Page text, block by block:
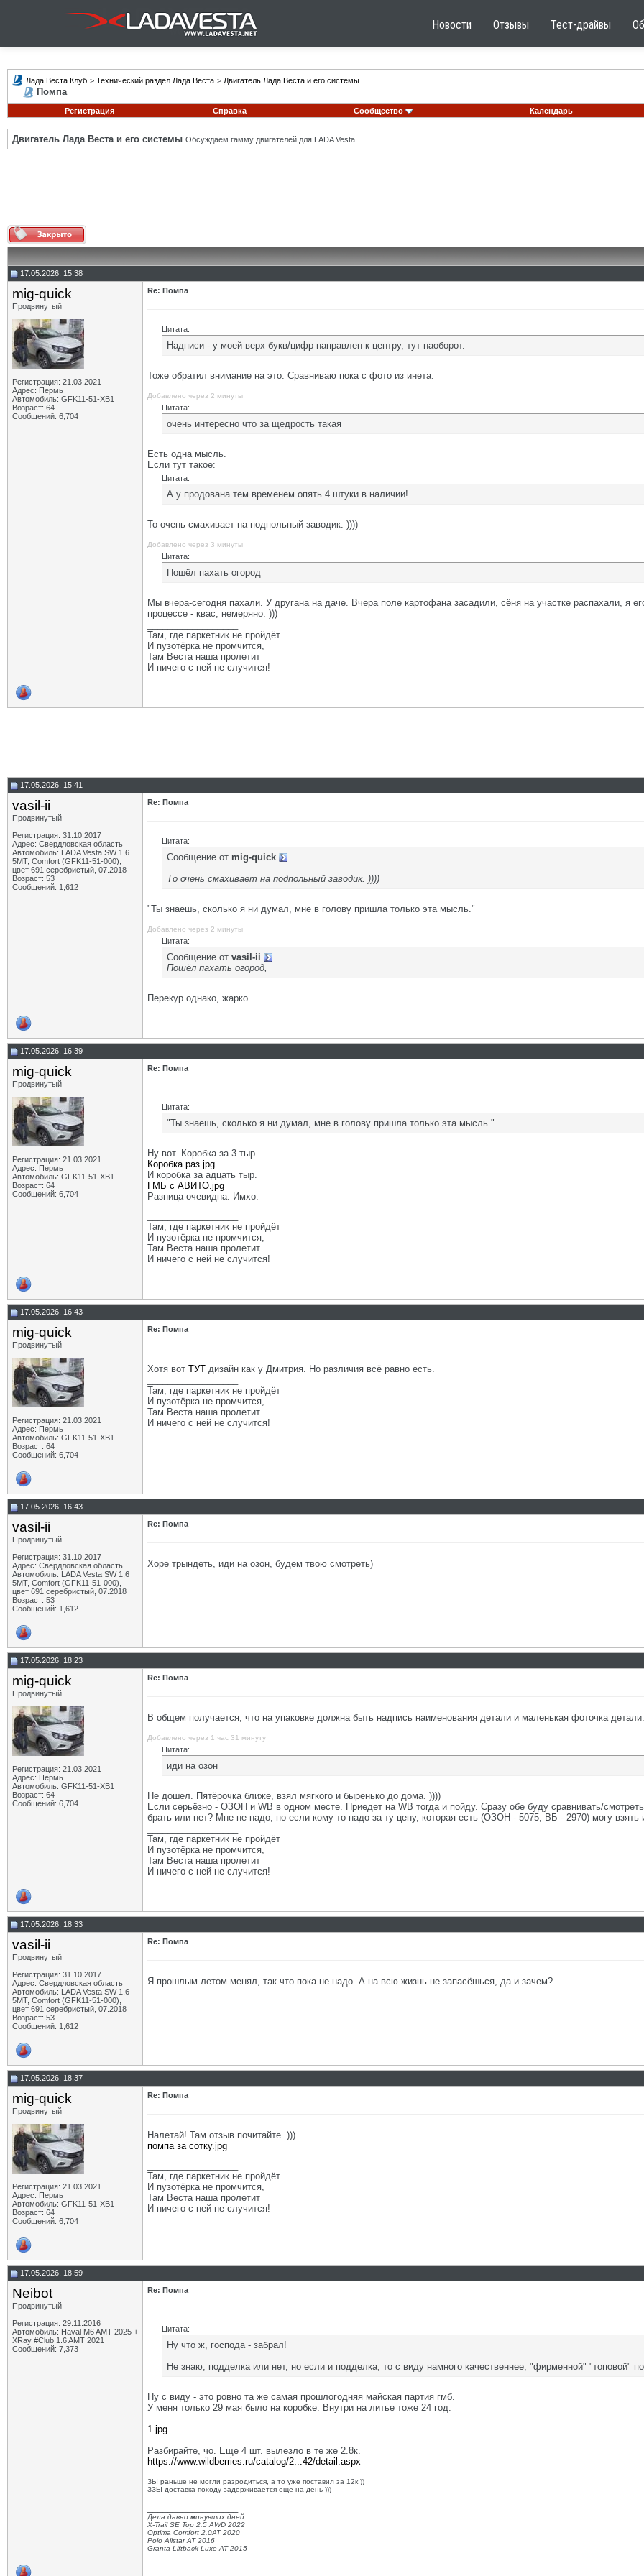
Новости Отзывы Тест-драйвы
Лада Веста Клуб > Технический раздел Лада Веста > Двигатель Лада Веста и его системы
Помпа
Регистрация
Справка Сообщество Календарь
Двигатель Лада Веста и его системы Обсуждаем гамму двигателей для LADA Vesta.
17.05.2026, 15:38
mig-quick
Продвинутый
Регистрация: 21.03.2021
Адрес: Пермь
Автомобиль: GFK11-51-ХВ1
Возраст: 64
Сообщений: 6,704
Re: Помпа
Цитата:
Надписи - у моей верх букв/цифр направлен к центру, тут наоборот.
Тоже обратил внимание на это. Сравниваю пока с фото из инета.
Добавлено через 2 минуты
Цитата:
очень интересно что за щедрость такая
Есть одна мысль.
Если тут такое:
Цитата:
А у продована тем временем опять 4 штуки в наличии!
То очень смахивает на подпольный заводик. ))))
Добавлено через 3 минуты
Цитата:
Пошёл пахать огород
Мы вчера-сегодня пахали. У другана на даче. Вчера поле картофана засадили, сёня на участке распахали,
процессе - квас, немеряно. )))
Там, где паркетник не пройдёт
И пузотёрка не промчится,
Там Веста наша пролетит
И ничего с ней не случится!
17.05.2026, 15:41
vasil-ii
Продвинутый
Регистрация: 31.10.2017
Адрес: Свердловская область
Автомобиль: LADA Vesta SW 1,6
5МТ, Comfort (GFK11-51-000),
цвет 691 серебристый, 07.2018
Возраст: 53
Сообщений: 1,612
Re: Помпа
Цитата:
Сообщение от mig-quick
То очень смахивает на подпольный заводик. ))))
"Ты знаешь, сколько я ни думал, мне в голову пришла только эта мысль."
Добавлено через 2 минуты
Цитата:
Сообщение от vasil-ii
Пошёл пахать огород,
Перекур однако, жарко...
17.05.2026, 16:39
mig-quick
Продвинутый
Регистрация: 21.03.2021
Адрес: Пермь
Автомобиль: GFK11-51-ХВ1
Возраст: 64
Сообщений: 6,704
Re: Помпа
Цитата:
"Ты знаешь, сколько я ни думал, мне в голову пришла только эта мысль."
Ну вот. Коробка за 3 тыр.
Коробка раз.jpg
И коробка за адцать тыр.
ГМБ с АВИТО.jpg
Разница очевидна. Имхо.
Там, где паркетник не пройдёт
И пузотёрка не промчится,
Там Веста наша пролетит
И ничего с ней не случится!
17.05.2026, 16:43
mig-quick
Продвинутый
Регистрация: 21.03.2021
Адрес: Пермь
Автомобиль: GFK11-51-ХВ1
Возраст: 64
Сообщений: 6,704
Re: Помпа
Хотя вот ТУТ дизайн как у Дмитрия. Но различия всё равно есть.
Там, где паркетник не пройдёт
И пузотёрка не промчится,
Там Веста наша пролетит
И ничего с ней не случится!
17.05.2026, 16:43
vasil-ii
Продвинутый
Регистрация: 31.10.2017
Адрес: Свердловская область
Автомобиль: LADA Vesta SW 1,6
5МТ, Comfort (GFK11-51-000),
цвет 691 серебристый, 07.2018
Возраст: 53
Сообщений: 1,612
Re: Помпа
Хоре трындеть, иди на озон, будем твою смотреть)
17.05.2026, 18:23
mig-quick
Продвинутый
Регистрация: 21.03.2021
Адрес: Пермь
Автомобиль: GFK11-51-ХВ1
Возраст: 64
Сообщений: 6,704
Re: Помпа
В общем получается, что на упаковке должна быть надпись наименования детали и маленькая фоточка детали.
Добавлено через 1 час 31 минуту
Цитата:
иди на озон
Не дошел. Пятёрочка ближе, взял мягкого и быренько до дома. ))))
Если серьёзно - ОЗОН и WB в одном месте. Приедет на WB тогда и пойду. Сразу обе буду сравнивать/
брать или нет? Мне не надо, но если кому то надо за ту цену, которая есть (ОЗОН - 5075, ВБ - 2970) могу взять
Там, где паркетник не пройдёт
И пузотёрка не промчится,
Там Веста наша пролетит
И ничего с ней не случится!
17.05.2026, 18:33
vasil-ii
Продвинутый
Регистрация: 31.10.2017
Адрес: Свердловская область
Автомобиль: LADA Vesta SW 1,6
5МТ, Comfort (GFK11-51-000),
цвет 691 серебристый, 07.2018
Возраст: 53
Сообщений: 1,612
Re: Помпа
Я прошлым летом менял, так что пока не надо. А на всю жизнь не запасёшься, да и зачем?
17.05.2026, 18:37
mig-quick
Продвинутый
Регистрация: 21.03.2021
Адрес: Пермь
Автомобиль: GFK11-51-ХВ1
Возраст: 64
Сообщений: 6,704
Re: Помпа
Налетай! Там отзыв почитайте. )))
помпа за сотку.jpg
Там, где паркетник не пройдёт
И пузотёрка не промчится,
Там Веста наша пролетит
И ничего с ней не случится!
17.05.2026, 18:59
Neibot
Продвинутый
Регистрация: 29.11.2016
Автомобиль: Haval M6 AMT 2025 +
XRay #Club 1.6 AMT 2021
Сообщений: 7,373
Re: Помпа
Цитата:
Ну что ж, господа - забрал!
Не знаю, подделка или нет, но если и подделка, то с виду намного качественнее, "фирменной" "топовой"
Ну с виду - это ровно та же самая прошлогодняя майская партия гмб.
У меня только 29 мая было на коробке. Внутри на литье тоже 24 год.
1.jpg
Разбирайте, чо. Еще 4 шт. вылезло в те же 2.8к.
https://www.wildberries.ru/catalog/2...42/detail.aspx
ЗЫ раньше не могли разродиться, а то уже поставил за 12к ))
ЗЗЫ доставка походу задерживается еще на день )))
Дела давно минувших дней:
X-Trail SE Top 2.5 AWD 2022
Optima Comfort 2.0AT 2020
Polo Allstar AT 2016
Granta Liftback Luxe AT 2015